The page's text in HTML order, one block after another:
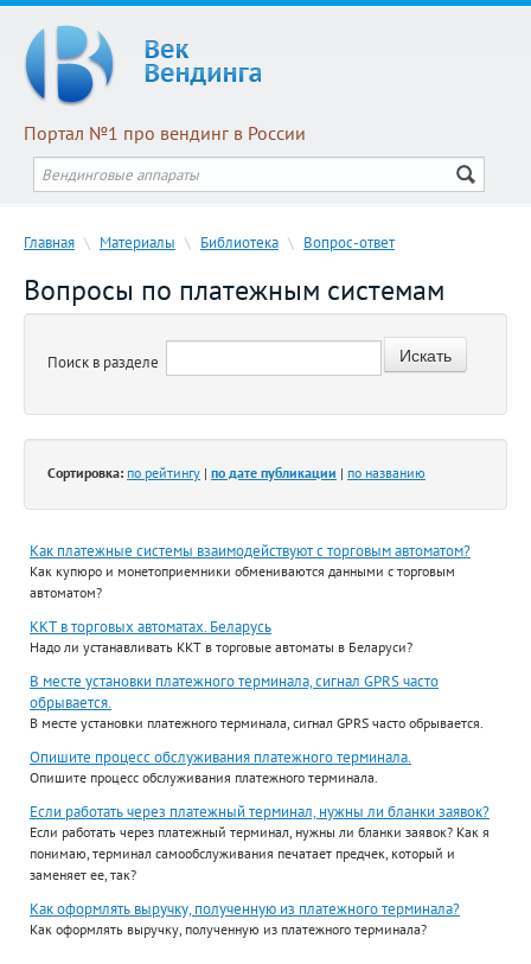
Портал №1 про вендинг в России
Главная \ Материалы \ Библиотека \ Вопрос-ответ
Вопросы по платежным системам
Поиск в разделе
Сортировка: по рейтингу | по дате публикации | по названию
Как платежные системы взаимодействуют с торговым автоматом?
Как купюро и монетоприемники обмениваются данными с торговым
автоматом?
ККТ в торговых автоматах. Беларусь
Надо ли устанавливать ККТ в торговые автоматы в Беларуси?
В месте установки платежного терминала, сигнал GPRS часто
обрывается.
В месте установки платежного терминала, сигнал GPRS часто обрывается.
Опишите процесс обслуживания платежного терминала.
Опишите процесс обслуживания платежного терминала.
Если работать через платежный терминал, нужны ли бланки заявок?
Если работать через платежный терминал, нужны ли бланки заявок? Как я
понимаю, терминал самообслуживания печатает предчек, который и
заменяет ее, так?
Как оформлять выручку, полученную из платежного терминала?
Как оформлять выручку, полученную из платежного терминала?